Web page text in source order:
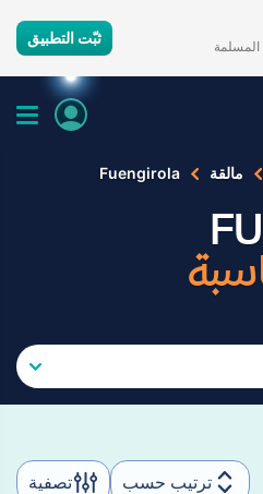
المسلمة ثبّت التطبيق
مالقة Fuengirola
ترتيب حسب تصفية